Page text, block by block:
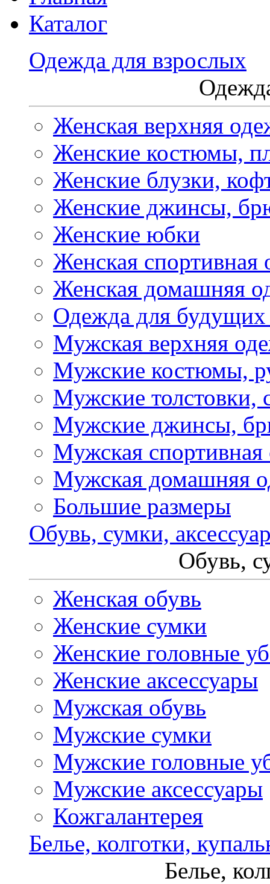
Каталог
Одежда для взрослых
Женская верхняя
Женские костюмы,
Женские блузки,
Женские джинсы,
Женские юбки
Женская спортивная
Женская домашняя
Одежда для
Мужская верхняя
Мужские костюмы,
Мужские толстовки,
Мужские джинсы,
Мужская спортивная
Мужская домашняя
Большие размеры
Обувь, сумки,
Обувь,
Женская обувь
Женские сумки
Женские головные
Женские аксессуары
Мужская обувь
Мужские сумки
Мужские головные
Мужские аксессуары
Кожгалантерея
Белье, колготки,
Белье,